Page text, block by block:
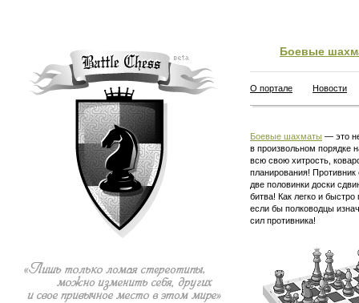
Боевые
О портале Новости
Боевые шахматы — это
в произвольном порядке
всю свою хитрость,
планирования!
две половинки доски
битва! Как легко и
если бы полководцы
сил противника!